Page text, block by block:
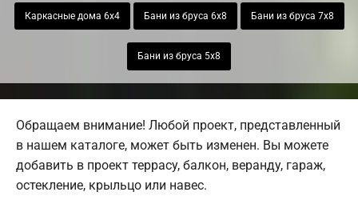
Каркасные дома 6х4 Бани из бруса 6х8 Бани из бруса 7х8
Бани из бруса 5х8
Обращаем внимание! Любой проект, представленный
в нашем каталоге, может быть изменен. Вы можете
добавить в проект террасу, балкон, веранду, гараж,
остекление, крыльцо или навес.